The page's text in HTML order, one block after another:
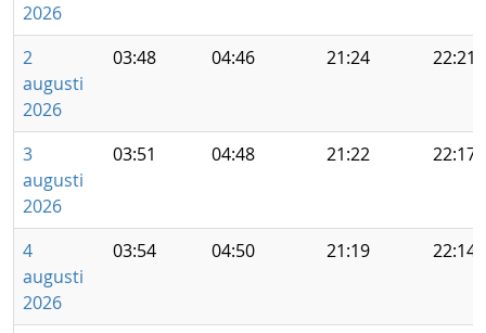
2026
2
augusti
2026
03:48 04:46 21:24 22:21
3
augusti
2026
03:51 04:48 21:22 22:17
4
augusti
2026
03:54 04:50 21:19 22:14